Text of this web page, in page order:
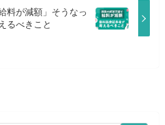
料が減額」そうなっ
るべきこと